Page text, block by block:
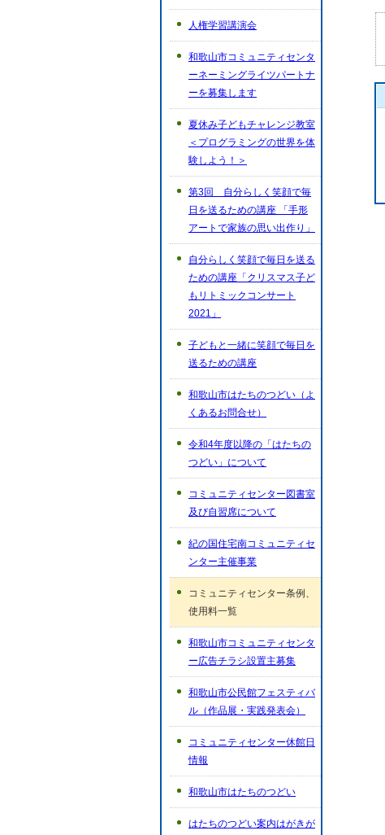
人権学習講演会
和歌山市コミュニティセンタ
ーネーミングライツパートナ
ーを募集します
夏休み子どもチャレンジ教室
＜プログラミングの世界を体
験しよう！＞
第3回 自分らしく笑顔で毎
日を送るための講座 「手形
アートで家族の思い出作り」
自分らしく笑顔で毎日を送る
ための講座「クリスマス子ど
もリトミックコンサート
2021」
子どもと一緒に笑顔で毎日を
送るための講座
和歌山市はたちのつどい（よ
くあるお問合せ）
令和4年度以降の「はたちの
つどい」について
コミュニティセンター図書室
及び自習席について
紀の国住宅南コミュニティセ
ンター主催事業
コミュニティセンター条例、
使用料一覧
和歌山市コミュニティセンタ
ー広告チラシ設置主募集
和歌山市公民館フェスティバ
ル（作品展・実践発表会）
コミュニティセンター休館日
情報
和歌山市はたちのつどい
はたちのつどい案内はがきが